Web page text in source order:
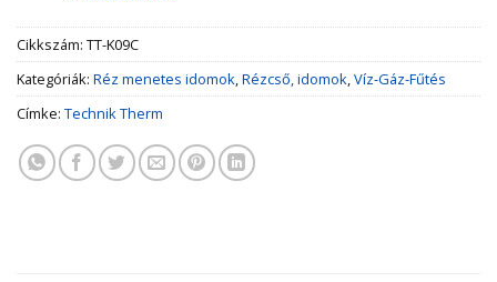
Cikkszám: TT-K09C
Kategóriák: Réz menetes idomok,Rézcső, idomok,Víz-Gáz-Fűtés
Címke: Technik Therm